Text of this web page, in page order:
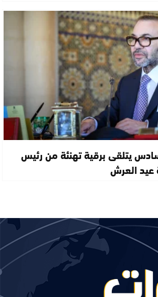
يتلقى برقية تهنئة من رئيس
عيد العرش